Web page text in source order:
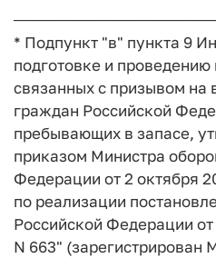
* Подпункт "в" пункта 9
подготовке и
связанных с призывом на
граждан Российской
пребывающих в запасе,
приказом Министра
Федерации от 2 октября
по реализации
Российской Федерации от
N 663" (зарегистрирован